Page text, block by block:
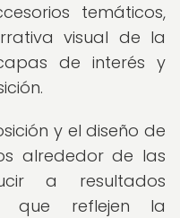
temáticos,
visual de la
de interés y
y el diseño de
alrededor de las
a resultados
que reflejen la